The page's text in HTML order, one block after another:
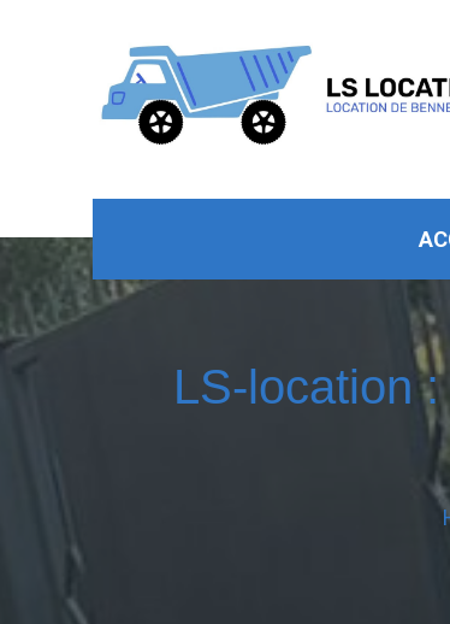
ls-location.fr
LS-location